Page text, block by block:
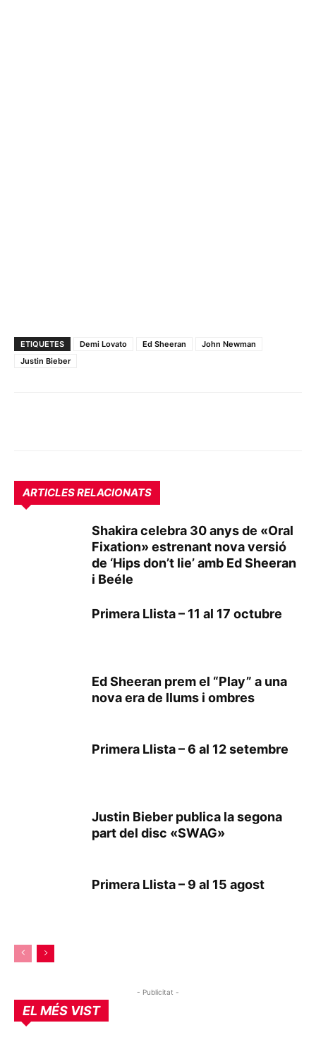
ETIQUETES Demi Lovato Ed Sheeran
John Newman
Justin Bieber
ARTICLES RELACIONATS
Shakira celebra 30 anys de «Oral
Fixation» estrenant nova versió
de ‘Hips don’t lie’ amb Ed Sheeran
i Beéle
Primera Llista – 11 al 17 octubre
Ed Sheeran prem el “Play” a una
nova era de llums i ombres
Primera Llista – 6 al 12 setembre
Justin Bieber publica la segona
part del disc «SWAG»
Primera Llista – 9 al 15 agost
- Publicitat -
EL MÉS VIST